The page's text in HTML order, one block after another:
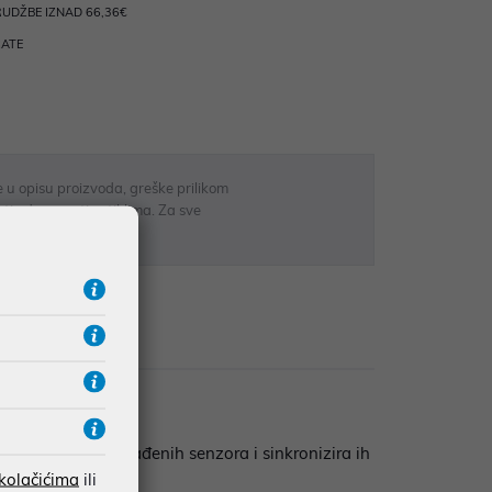
IZNAD 66,36€
opisu proizvoda, greške prilikom
odgovarati artiklima. Za sve
putem ugrađenih senzora i sinkronizira ih
ili